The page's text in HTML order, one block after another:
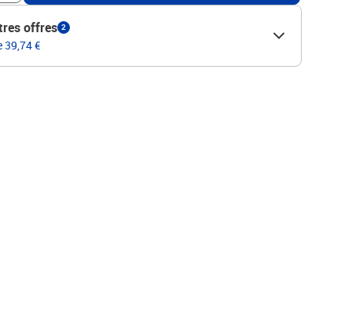
offres 2
39,74 €